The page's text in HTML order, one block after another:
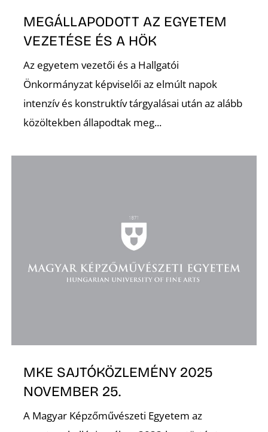
MEGÁLLAPODOTT AZ EGYETEM
VEZETÉSE ÉS A HÖK
Az egyetem vezetői és a Hallgatói
Önkormányzat képviselői az elmúlt napok
intenzív és konstruktív tárgyalásai után az alább
közöltekben állapodtak meg...
MKE SAJTÓKÖZLEMÉNY 2025
NOVEMBER 25.
A Magyar Képzőművészeti Egyetem az